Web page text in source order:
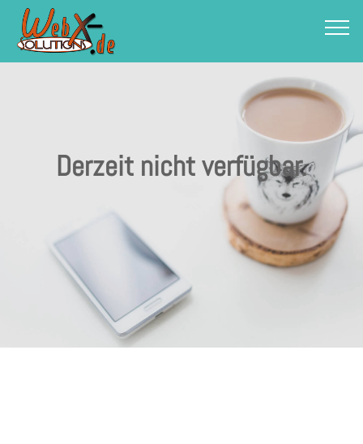
Derzeit nicht verfügbar.